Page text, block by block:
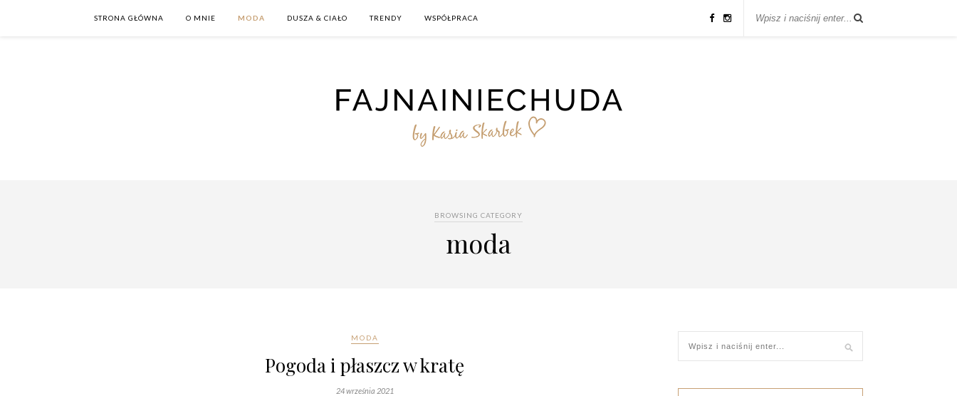
STRONA GŁÓWNA O MNIE MODA DUSZA & CIAŁO TRENDY WSPÓŁPRACA
BROWSING CATEGORY
moda
MODA
Pogoda i płaszcz w kratę
24 września 2021